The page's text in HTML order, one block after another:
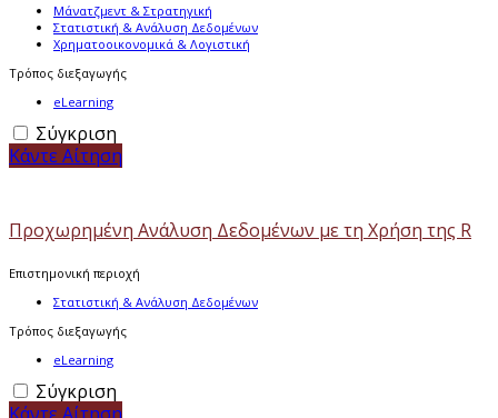
Μάνατζμεντ & Στρατηγική
Στατιστική & Ανάλυση Δεδομένων
Χρηματοοικονομικά & Λογιστική
Τρόπος διεξαγωγής
eLearning
Σύγκριση
Κάντε Αίτηση
Προχωρημένη Ανάλυση Δεδομένων με τη Χρήση της R
Επιστημονική περιοχή
Στατιστική & Ανάλυση Δεδομένων
Τρόπος διεξαγωγής
eLearning
Σύγκριση